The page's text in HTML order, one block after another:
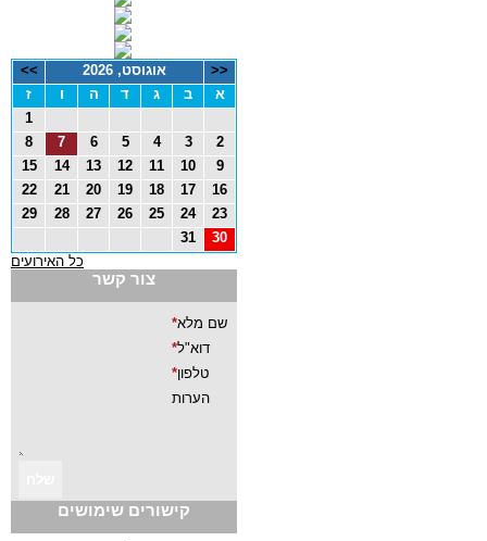
<< אוגוסט, 2026
>>
א
ב ג ד ה ו
ז
1
2
3
4
5
6
7
8
9
10
11
12
13
14
15
16
17
18
19
20
21
22
23
24
25
26
27
28
29
30
31
כל האירועים
צור קשר
קישורים שימושים